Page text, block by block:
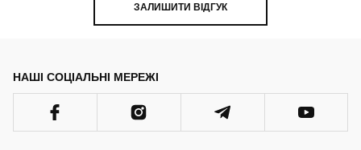
ЗАЛИШИТИ ВІДГУК
НАШІ СОЦІАЛЬНІ МЕРЕЖІ